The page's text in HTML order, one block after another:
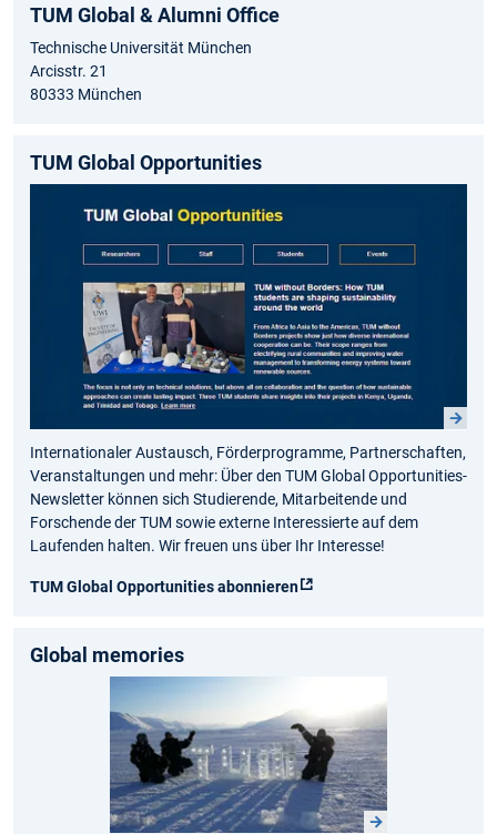
TUM Global & Alumni Office
Technische Universität München
Arcisstr. 21
80333 München
TUM Global Opportunities
Internationaler Austausch, Förderprogramme, Partnerschaften,
Veranstaltungen und mehr: Über den TUM Global Opportunities-
Newsletter können sich Studierende, Mitarbeitende und
Forschende der TUM sowie externe Interessierte auf dem
Laufenden halten. Wir freuen uns über Ihr Interesse!
TUM Global Opportunities abonnieren
Global memories